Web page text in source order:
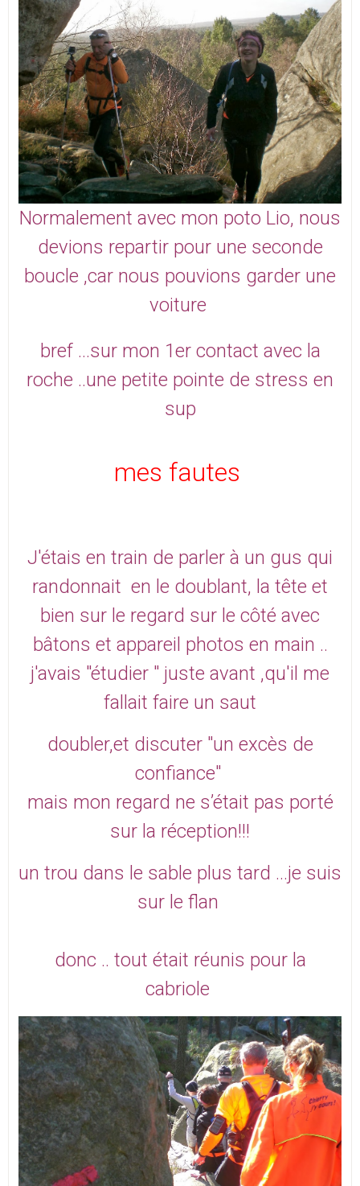
Normalement avec mon poto Lio, nous
devions repartir pour une seconde
boucle ,car nous pouvions garder une
voiture
bref ...sur mon 1er contact avec la
roche ..une petite pointe de stress en
sup
mes fautes
J'étais en train de parler à un gus qui
randonnait en le doublant, la tête et
bien sur le regard sur le côté avec
bâtons et appareil photos en main ..
j'avais "étudier " juste avant ,qu'il me
fallait faire un saut
doubler,et discuter "un excès de
confiance"
mais mon regard ne s’était pas porté
sur la réception!!!
un trou dans le sable plus tard ...je suis
sur le flan
donc .. tout était réunis pour la
cabriole